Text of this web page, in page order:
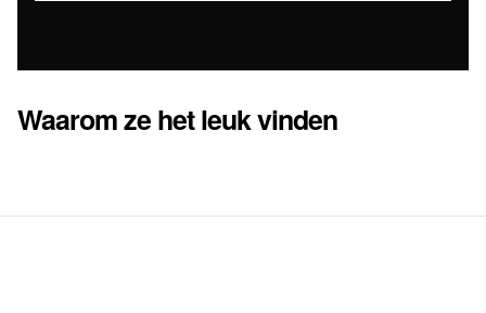
Waarom ze het leuk vinden